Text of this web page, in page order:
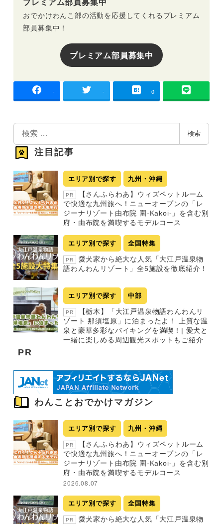
おでかけわんこ部の活動を応援してくれるプレミアム
部員募集中！
プレミアム部員募集中
- - 0
検
索
検索
注目記事
エリア別で探す 九州・沖縄
PR
【さんふらわあ】ウィズペットルーム
で快適な九州旅へ！ニューオープンの「レ
ジーナリゾート由布院 圍-Kakoi-」を含む別
府・由布院を満喫するモデルコース
エリア別で探す 全国特集
PR
愛犬家から絶大な人気「大江戸温泉物
語わんわんリゾート」全5施設を徹底紹介！
エリア別で探す 中部
PR
【栃木】「大江戸温泉物語わんわんリ
ゾート 那須塩原」に泊まったよ！ 上質な温
泉と豪華多彩なバイキングを満喫！| 愛犬と
一緒に楽しめる周辺観光スポットもご紹介
PR
わんことおでかけマガジン
エリア別で探す 九州・沖縄
PR
【さんふらわあ】ウィズペットルーム
で快適な九州旅へ！ニューオープンの「レ
ジーナリゾート由布院 圍-Kakoi-」を含む別
府・由布院を満喫するモデルコース
2026.08.07
エリア別で探す 全国特集
PR
愛犬家から絶大な人気「大江戸温泉物